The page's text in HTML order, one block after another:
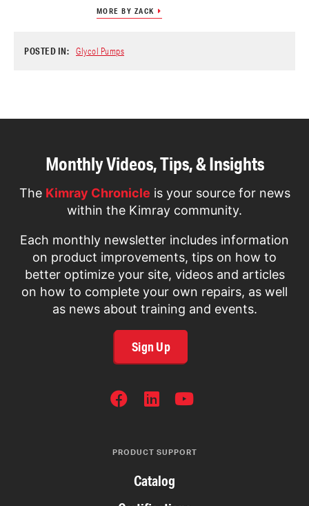
MORE BY ZACK
POSTED IN: Glycol Pumps
Monthly Videos, Tips, & Insights
The Kimray Chronicle is your source for news
within the Kimray community.
Each monthly newsletter includes information
on product improvements, tips on how to
better optimize your site, videos and articles
on how to complete your own repairs, as well
as news about training and events.
Sign Up
PRODUCT SUPPORT
Catalog